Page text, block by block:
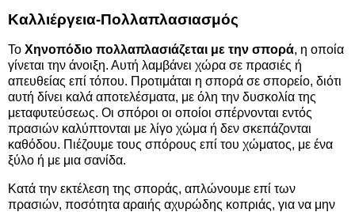
Καλλιέργεια-Πολλαπλασιασμός
Το Χηνοπόδιο πολλαπλασιάζεται με την σπορά, η οποία
γίνεται την άνοιξη. Αυτή λαμβάνει χώρα σε πρασιές ή
απευθείας επί τόπου. Προτιμάται η σπορά σε σπορείο, διότι
αυτή δίνει καλά αποτελέσματα, με όλη την δυσκολία της
μεταφυτεύσεως. Οι σπόροι οι οποίοι σπέρνονται εντός
πρασιών καλύπτονται με λίγο χώμα ή δεν σκεπάζονται
καθόδου. Πιέζουμε τους σπόρους επί του χώματος, με ένα
ξύλο ή με μια σανίδα.
Κατά την εκτέλεση της σποράς, απλώνουμε επί των
πρασιών, ποσότητα αραιής αχυρώδης κοπριάς, για να μην